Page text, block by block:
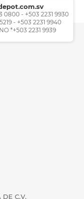
0800 - +503 2231 9930
- +503 2231 9940
*+503 2231 9939
C.V.